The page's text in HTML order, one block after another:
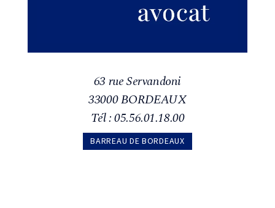
63 rue Servandoni
33000 BORDEAUX
Tél : 05.56.01.18.00
BARREAU DE BORDEAUX